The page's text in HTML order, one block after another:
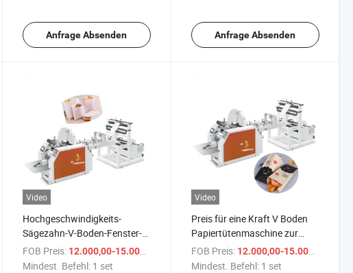
Anfrage Absenden
Bekleidungstüten,
Lebensmittelverpackungen
Anfrage Absenden
Video
Hochgeschwindigkeits-
Sägezahn-V-Boden-Fenster-
Kraftpapier-
Tütenherstellungsmaschine
FOB Preis: 12.000,00-15.000,00 $
Mindest. Befehl: 1 set
Video
Preis für eine Kraft V Boden
Papiertütenmaschine zur
Herstellung von
Lebensmittelverpackungen
FOB Preis: 12.000,00-15.000,00 $
Mindest. Befehl: 1 set